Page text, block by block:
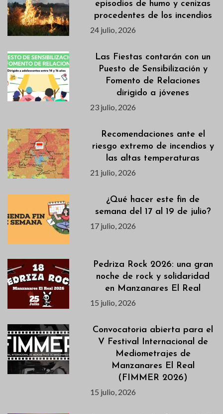
episodios de humo y cenizas
procedentes de los incendios
24 julio, 2026
Las Fiestas contarán con un
Puesto de Sensibilización y
Fomento de Relaciones
dirigido a jóvenes
23 julio, 2026
Recomendaciones ante el
riesgo extremo de incendios y
las altas temperaturas
21 julio, 2026
¿Qué hacer este fin de
semana del 17 al 19 de julio?
17 julio, 2026
Pedriza Rock 2026: una gran
noche de rock y solidaridad
en Manzanares El Real
15 julio, 2026
Convocatoria abierta para el
V Festival Internacional de
Mediometrajes de
Manzanares El Real
(FIMMER 2026)
15 julio, 2026